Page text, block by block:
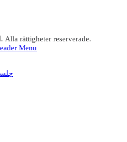
Copyright © افغانها در سویدن. Alla rättigheter reserverade.